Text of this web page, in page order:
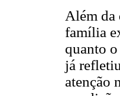
Além da
família
quanto
já
atenção